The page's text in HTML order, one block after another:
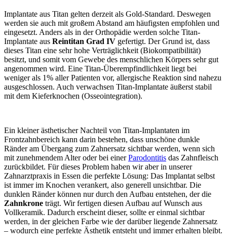
Implantate aus Titan gelten derzeit als Gold-Standard. Deswegen
werden sie auch mit großem Abstand am häufigsten empfohlen und
eingesetzt. Anders als in der Orthopädie werden solche Titan-
Implantate aus Reintitan Grad IV gefertigt. Der Grund ist, dass
dieses Titan eine sehr hohe Verträglichkeit (Biokompatibilität)
besitzt, und somit vom Gewebe des menschlichen Körpers sehr gut
angenommen wird. Eine Titan-Überempfindlichkeit liegt bei
weniger als 1% aller Patienten vor, allergische Reaktion sind nahezu
ausgeschlossen. Auch verwachsen Titan-Implantate äußerst stabil
mit dem Kieferknochen (Osseointegration).
Ein kleiner ästhetischer Nachteil von Titan-Implantaten im
Frontzahnbereich kann darin bestehen, dass unschöne dunkle
Ränder am Übergang zum Zahnersatz sichtbar werden, wenn sich
mit zunehmendem Alter oder bei einerParodontitis das Zahnfleisch
zurückbildet. Für dieses Problem haben wir aber in unserer
Zahnarztpraxis in Essen die perfekte Lösung: Das Implantat selbst
ist immer im Knochen verankert, also generell unsichtbar. Die
dunklen Ränder können nur durch den Aufbau entstehen, der die
Zahnkrone trägt. Wir fertigen diesen Aufbau auf Wunsch aus
Vollkeramik. Dadurch erscheint dieser, sollte er einmal sichtbar
werden, in der gleichen Farbe wie der darüber liegende Zahnersatz
– wodurch eine perfekte Ästhetik entsteht und immer erhalten bleibt.